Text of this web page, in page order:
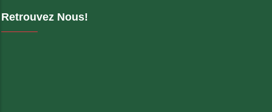
Retrouvez Nous!